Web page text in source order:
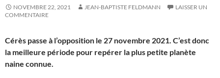
NOVEMBRE 22, 2021 JEAN-BAPTISTE FELDMANN
LAISSER UN
COMMENTAIRE
Cérès passe à l’opposition le 27 novembre 2021. C’est donc
la meilleure période pour repérer la plus petite planète
naine connue.